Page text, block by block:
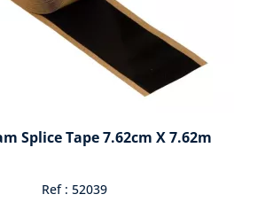
Splice Tape 7.62cm X 7.62m
Ref : 52039